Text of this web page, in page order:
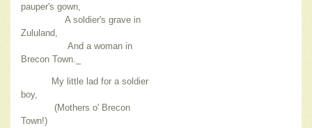
pauper's gown,
A soldier's grave in
Zululand,
And a woman in
Brecon Town._
My little lad for a soldier
boy,
(Mothers o' Brecon
Town!)